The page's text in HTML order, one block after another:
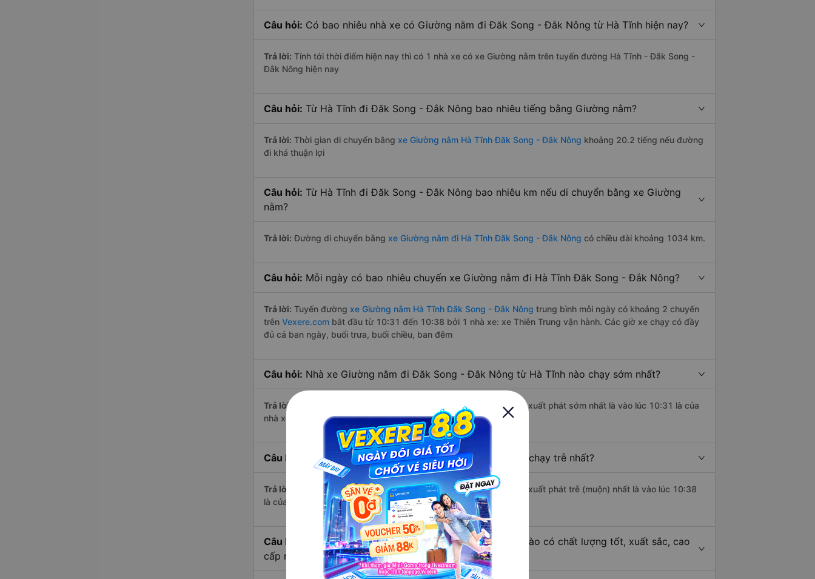
Câu hỏi: Có bao nhiêu nhà xe có Giường nằm đi Đăk Song - Đắk Nông từ Hà Tĩnh hiện nay?
Trả lời: Tính tới thời điểm hiện nay thì có 1 nhà xe có xe Giường nằm trên tuyến đường Hà Tĩnh - Đăk Song -
Đắk Nông hiện nay
Câu hỏi: Từ Hà Tĩnh đi Đăk Song - Đắk Nông bao nhiêu tiếng bằng Giường nằm?
Trả lời: Thời gian di chuyển bằng xe Giường nằm Hà Tĩnh Đăk Song - Đắk Nông khoảng 20.2 tiếng nếu đường
đi khá thuận lợi
Câu hỏi: Từ Hà Tĩnh đi Đăk Song - Đắk Nông bao nhiêu km nếu di chuyển bằng xe Giường
nằm?
Trả lời: Đường di chuyển bằng xe Giường nằm đi Hà Tĩnh Đăk Song - Đắk Nông có chiều dài khoảng 1034 km.
Câu hỏi: Mỗi ngày có bao nhiêu chuyến xe Giường nằm đi Hà Tĩnh Đăk Song - Đắk Nông?
Trả lời: Tuyến đường xe Giường nằm Hà Tĩnh Đăk Song - Đắk Nông trung bình mỗi ngày có khoảng 2 chuyến
trên Vexere.com bắt đầu từ 10:31 đến 10:38 bởi 1 nhà xe: xe Thiên Trung vận hành. Các giờ xe chạy có đầy
đủ cả ban ngày, buổi trưa, buổi chiều, ban đêm
Câu hỏi: Nhà xe Giường nằm đi Đăk Song - Đắk Nông từ Hà Tĩnh nào chạy sớm nhất?
Trả lời: Giường nằm Hà Tĩnh Đăk Song - Đắk Nông
có giờ xuất phát sớm nhất là vào lúc 10:31 là của
nhà xe Thiên Trung.
Câu hỏi: Nhà xe đi Đăk Song - Đắk Nông từ Hà Tĩnh nào chạy trễ nhất?
Trả lời: ChuyếnGiường nằm Hà Tĩnh Đăk Song - Đắk Nôngcó giờ xuất phát trễ (muộn) nhất là vào lúc 10:38
là của nhà xe Thiên Trung.
Câu hỏi:
Review xe đi Đăk Song - Đắk Nông từ Hà Tĩnh nào có chất lượng tốt, xuất sắc, cao
cấp nhất?